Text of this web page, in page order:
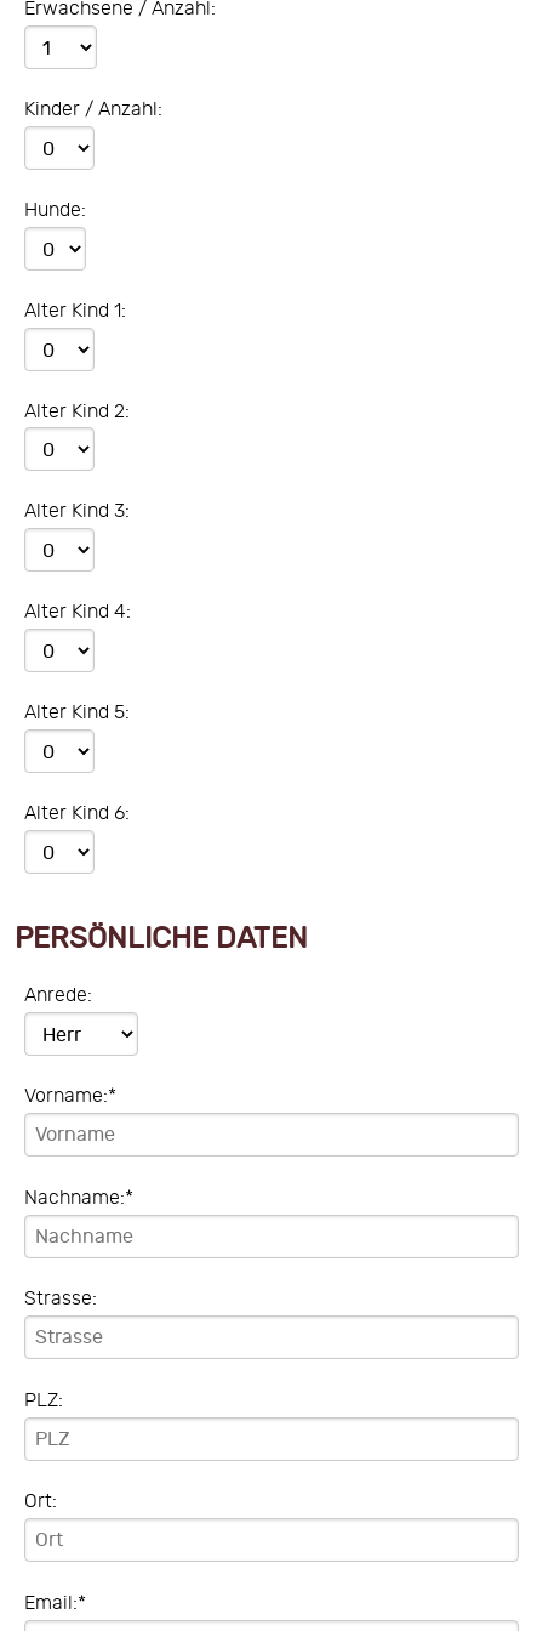
Erwachsene / Anzahl:
Kinder / Anzahl:
Hunde:
Alter Kind 1:
Alter Kind 2:
Alter Kind 3:
Alter Kind 4:
Alter Kind 5:
Alter Kind 6:
PERSÖNLICHE DATEN
Anrede:
Vorname:*
Nachname:*
Strasse:
PLZ:
Ort:
Email:*